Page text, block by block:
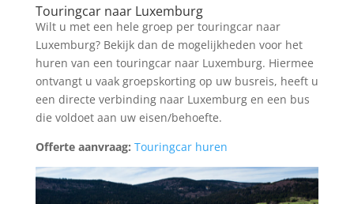
Touringcar naar Luxemburg
Wilt u met een hele groep per touringcar naar
Luxemburg? Bekijk dan de mogelijkheden voor het
huren van een touringcar naar Luxemburg. Hiermee
ontvangt u vaak groepskorting op uw busreis, heeft u
een directe verbinding naar Luxemburg en een bus
die voldoet aan uw eisen/behoefte.
Offerte aanvraag: Touringcar huren